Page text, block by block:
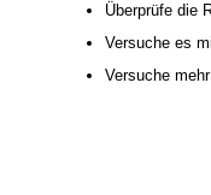
Überprüfe die
Versuche es
Versuche